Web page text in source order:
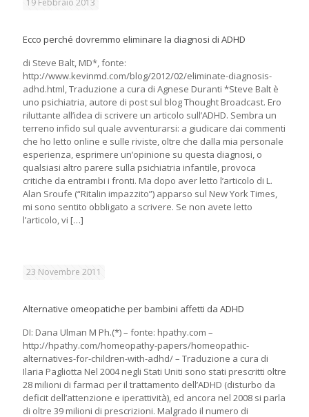
19 Febbraio 2013
Ecco perché dovremmo eliminare la diagnosi di ADHD
di Steve Balt, MD*, fonte:
http://www.kevinmd.com/blog/2012/02/eliminate-diagnosis-
adhd.html, Traduzione a cura di Agnese Duranti *Steve Balt è
uno psichiatria, autore di post sul blog Thought Broadcast. Ero
riluttante all’idea di scrivere un articolo sull’ADHD. Sembra un
terreno infido sul quale avventurarsi: a giudicare dai commenti
che ho letto online e sulle riviste, oltre che dalla mia personale
esperienza, esprimere un’opinione su questa diagnosi, o
qualsiasi altro parere sulla psichiatria infantile, provoca
critiche da entrambi i fronti. Ma dopo aver letto l’articolo di L.
Alan Sroufe (“Ritalin impazzito”) apparso sul New York Times,
mi sono sentito obbligato a scrivere. Se non avete letto
l’articolo, vi […]
23 Novembre 2011
Alternative omeopatiche per bambini affetti da ADHD
DI: Dana Ulman M Ph.(*) – fonte: hpathy.com –
http://hpathy.com/homeopathy-papers/homeopathic-
alternatives-for-children-with-adhd/ – Traduzione a cura di
Ilaria Pagliotta Nel 2004 negli Stati Uniti sono stati prescritti oltre
28 milioni di farmaci per il trattamento dell’ADHD (disturbo da
deficit dell’attenzione e iperattività), ed ancora nel 2008 si parla
di oltre 39 milioni di prescrizioni. Malgrado il numero di